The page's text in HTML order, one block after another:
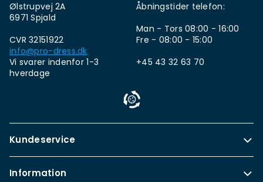
Ølstrupvej 2A
6971 Spjald
CVR 32151922
info@pro-dress.dk
Vi svarer indenfor 1-3
hverdage
Åbningstider telefon:
Man - Tors 08:00 - 16:00
Fre - 08:00 - 15:00
+45 43 32 63 70
Kundeservice
Information